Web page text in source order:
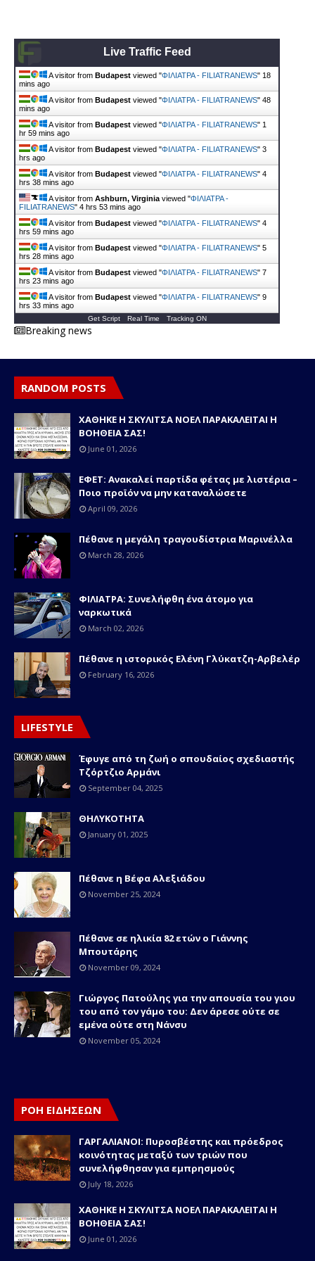
Live Traffic Feed
A visitor from Budapest viewed "ΦΙΛΙΑΤΡΑ - FILIATRANEWS" 18
mins ago
A visitor from Budapest viewed "ΦΙΛΙΑΤΡΑ - FILIATRANEWS" 48
mins ago
A visitor from Budapest viewed "ΦΙΛΙΑΤΡΑ - FILIATRANEWS" 1
hr 59 mins ago
A visitor from Budapest viewed "ΦΙΛΙΑΤΡΑ - FILIATRANEWS" 3
hrs ago
A visitor from Budapest viewed "ΦΙΛΙΑΤΡΑ - FILIATRANEWS" 4
hrs 38 mins ago
A visitor from Ashburn, Virginia viewed "ΦΙΛΙΑΤΡΑ -
FILIATRANEWS" 4 hrs 53 mins ago
A visitor from Budapest viewed "ΦΙΛΙΑΤΡΑ - FILIATRANEWS" 4
hrs 59 mins ago
A visitor from Budapest viewed "ΦΙΛΙΑΤΡΑ - FILIATRANEWS" 5
hrs 28 mins ago
A visitor from Budapest viewed "ΦΙΛΙΑΤΡΑ - FILIATRANEWS" 7
hrs 23 mins ago
A visitor from Budapest viewed "ΦΙΛΙΑΤΡΑ - FILIATRANEWS" 9
hrs 33 mins ago
Get Script Real Time Tracking ON
Breaking news
RANDOM POSTS
ΧΑΘΗΚΕ Η ΣΚΥΛΙΤΣΑ ΝΟΕΛ ΠΑΡΑΚΑΛΕΙΤΑΙ Η
ΒΟΗΘΕΙΑ ΣΑΣ!
June 01, 2026
ΕΦΕΤ: Ανακαλεί παρτίδα φέτας με λιστέρια –
Ποιο προϊόν να μην καταναλώσετε
April 09, 2026
Πέθανε η μεγάλη τραγουδίστρια Μαρινέλλα
March 28, 2026
ΦΙΛΙΑΤΡΑ: Συνελήφθη ένα άτομο για
ναρκωτικά
March 02, 2026
Πέθανε η ιστορικός Ελένη Γλύκατζη-Αρβελέρ
February 16, 2026
LIFESTYLE
Έφυγε από τη ζωή ο σπουδαίος σχεδιαστής
Τζόρτζιο Αρμάνι
September 04, 2025
ΘΗΛΥΚΟΤΗΤΑ
January 01, 2025
Πέθανε η Βέφα Αλεξιάδου
November 25, 2024
Πέθανε σε ηλικία 82 ετών o Γιάννης
Μπουτάρης
November 09, 2024
Γιώργος Πατούλης για την απουσία του γιου
του από τον γάμο του: Δεν άρεσε ούτε σε
εμένα ούτε στη Νάνσυ
November 05, 2024
ΡΟΗ ΕΙΔΗΣΕΩΝ
ΓΑΡΓΑΛΙΑΝΟΙ: Πυροσβέστης και πρόεδρος
κοινότητας μεταξύ των τριών που
συνελήφθησαν για εμπρησμούς
July 18, 2026
ΧΑΘΗΚΕ Η ΣΚΥΛΙΤΣΑ ΝΟΕΛ ΠΑΡΑΚΑΛΕΙΤΑΙ Η
ΒΟΗΘΕΙΑ ΣΑΣ!
June 01, 2026